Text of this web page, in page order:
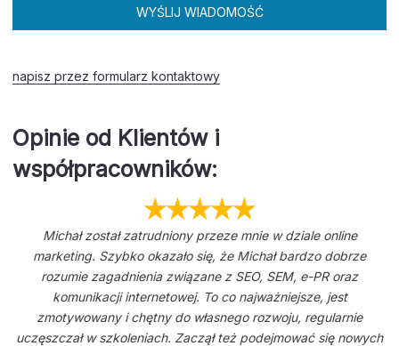
WYŚLIJ WIADOMOŚĆ
napisz przez formularz kontaktowy
Opinie od Klientów i
współpracowników:
Michał został zatrudniony przeze mnie w dziale online
marketing. Szybko okazało się, że Michał bardzo dobrze
rozumie zagadnienia związane z SEO, SEM, e-PR oraz
komunikacji internetowej. To co najważniejsze, jest
zmotywowany i chętny do własnego rozwoju, regularnie
uczęszczał w szkoleniach. Zaczął też podejmować się nowych